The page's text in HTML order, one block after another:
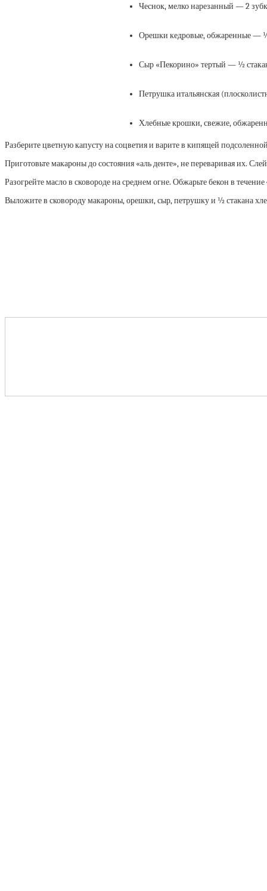
Чеснок, мелко нарезанный — 2
Орешки кедровые, обжаренные —
Сыр «Пекорино» тертый — ½
Петрушка итальянская
Хлебные крошки, свежие,
Разберите цветную капусту на соцветия и варите в кипящей
Приготовьте макароны до состояния «аль денте», не переваривая их.
Разогрейте масло в сковороде на среднем огне. Обжарьте бекон в
Выложите в сковороду макароны, орешки, сыр, петрушку и ½ стакана